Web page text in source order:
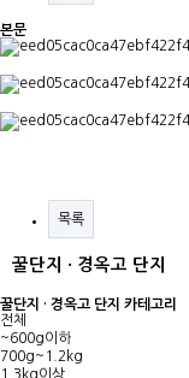
본문
목록
꿀단지 · 경옥고 단지
꿀단지 · 경옥고 단지 카테고리
전체
~600g이하
700g~1.2kg
1.3kg이상